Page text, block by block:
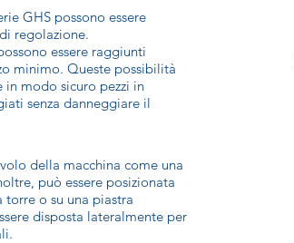
GHS possono essere
regolazione.
essere raggiunti
minimo. Queste possibilità
in modo sicuro pezzi in
senza danneggiare il
della macchina come una
può essere posizionata
torre o su una piastra
disposta lateralmente per